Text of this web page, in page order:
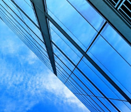
SEO Punktzahl